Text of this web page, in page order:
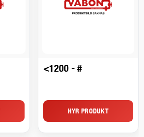
<1200 - #
HYR PRODUKT